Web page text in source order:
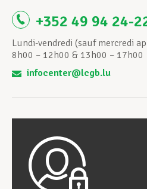
+352 49 94 24-
Lundi-vendredi (sauf mercredi
8h00 – 12h00 & 13h00 – 17h00
infocenter@lcgb.lu